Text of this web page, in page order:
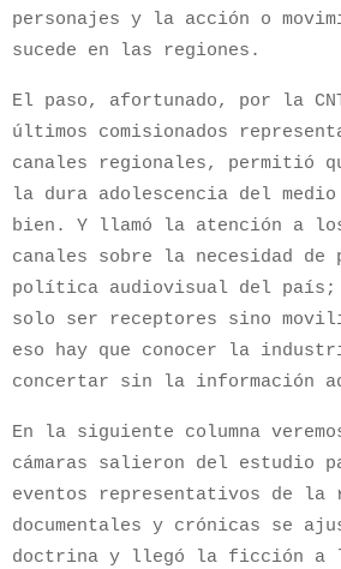
personajes y la acción o
sucede en las regiones.
El paso, afortunado, por la
últimos comisionados
canales regionales, permitió
la dura adolescencia del medio
bien. Y llamó la atención a
canales sobre la necesidad
política audiovisual del país;
solo ser receptores sino
eso hay que conocer la
concertar sin la información
En la siguiente columna
cámaras salieron del estudio
eventos representativos de la
documentales y crónicas se
doctrina y llegó la ficción a